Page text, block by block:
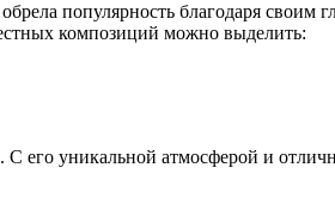
популярность благодаря своим
композиций можно выделить:
его уникальной атмосферой и